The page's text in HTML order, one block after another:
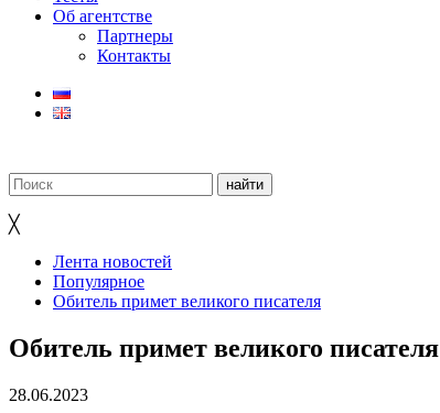
Об агентстве
Партнеры
Контакты
╳
Лента новостей
Популярное
Обитель примет великого писателя
Обитель примет великого писателя
28.06.2023